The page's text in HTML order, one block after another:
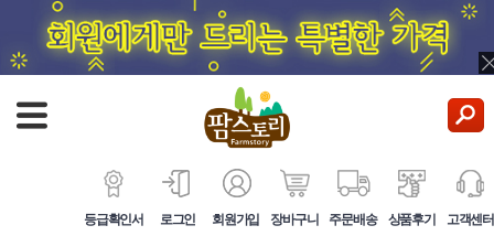
등급확인서 로그인 회원가입 장바구니 주문배송 상품후기 고객센터